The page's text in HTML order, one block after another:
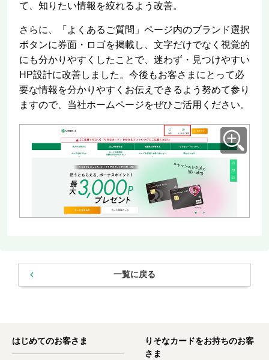
て、知りたい情報を絞れるよう改善。
さらに、「よくあるご質問」ページ内のブランド選択
ボタンに券面・ロゴを掲載し、文字だけでなく視覚的
にも分かりやすくしたことで、迷わず・見つけやすい
HP設計に改善しました。今後もお客さまにとって必
要な情報を分かりやすくお伝えできるよう努めて参り
ますので、当社ホームページをぜひご活用ください。
一覧に戻る
はじめてのお客さま
りそなカードをお持ちのお客
さま